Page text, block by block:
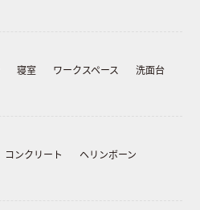
寝室 ワークスペース
洗面台
コンクリート
ヘリンボーン